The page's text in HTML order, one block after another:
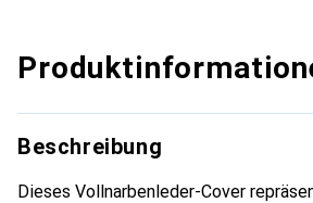
Beschreibung
Dieses Vollnarbenleder-Cover